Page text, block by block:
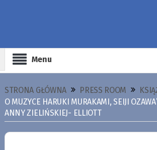
Menu
STRONA GŁÓWNA PRESS ROOM
O MUZYCE HARUKI MURAKAMI, SEIJI
ANNY ZIELIŃSKIEJ- ELLIOTT